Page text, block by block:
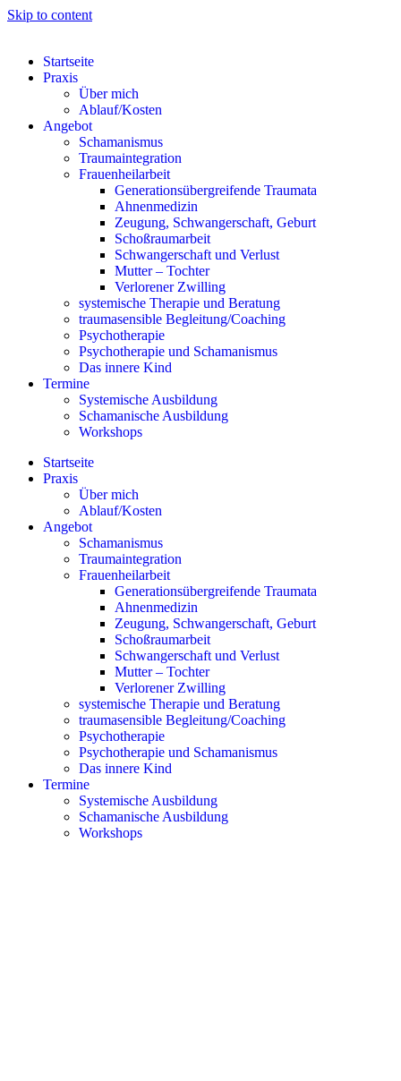
Skip to content
Startseite
Praxis
Über mich
Ablauf/Kosten
Angebot
Schamanismus
Traumaintegration
Frauenheilarbeit
Generationsübergreifende Traumata
Ahnenmedizin
Zeugung, Schwangerschaft, Geburt
Schoßraumarbeit
Schwangerschaft und Verlust
Mutter – Tochter
Verlorener Zwilling
systemische Therapie und Beratung
traumasensible Begleitung/Coaching
Psychotherapie
Psychotherapie und Schamanismus
Das innere Kind
Termine
Systemische Ausbildung
Schamanische Ausbildung
Workshops
Startseite
Praxis
Über mich
Ablauf/Kosten
Angebot
Schamanismus
Traumaintegration
Frauenheilarbeit
Generationsübergreifende Traumata
Ahnenmedizin
Zeugung, Schwangerschaft, Geburt
Schoßraumarbeit
Schwangerschaft und Verlust
Mutter – Tochter
Verlorener Zwilling
systemische Therapie und Beratung
traumasensible Begleitung/Coaching
Psychotherapie
Psychotherapie und Schamanismus
Das innere Kind
Termine
Systemische Ausbildung
Schamanische Ausbildung
Workshops